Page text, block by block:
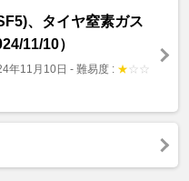
、タイヤ窒素ガス
11/10）
年11月10日 - 難易度 : ★ ☆ ☆